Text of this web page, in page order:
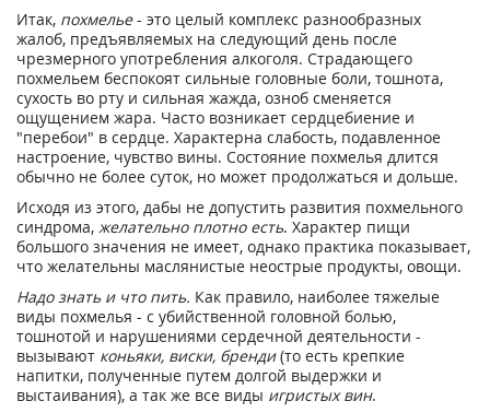
Итак, похмелье- это целый комплекс разнообразных
жалоб, предъявляемых на следующий день после
чрезмерного употребления алкоголя. Страдающего
похмельем беспокоят сильные головные боли, тошнота,
сухость во рту и сильная жажда, озноб сменяется
ощущением жара. Часто возникает сердцебиение и
"перебои" в сердце. Характерна слабость, подавленное
настроение, чувство вины. Состояние похмелья длится
обычно не более суток, но может продолжаться и дольше.
Исходя из этого, дабы не допустить развития похмельного
синдрома, желательно плотно есть. Характер пищи
большого значения не имеет, однако практика показывает,
что желательны маслянистые неострые продукты, овощи.
Надо знать и что пить. Как правило, наиболее тяжелые
виды похмелья - с убийственной головной болью,
тошнотой и нарушениями сердечной деятельности -
вызывают коньяки, виски, бренди(то есть крепкие
напитки, полученные путем долгой выдержки и
выстаивания), а так же все виды игристых вин.